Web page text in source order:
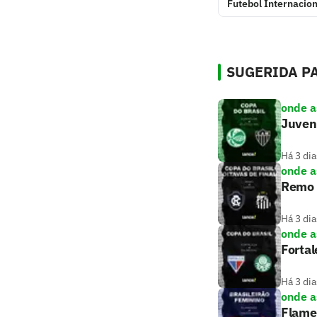
Futebol
SUGERIDA
onde
Há 3
onde
Há 3
onde
Há 3
onde